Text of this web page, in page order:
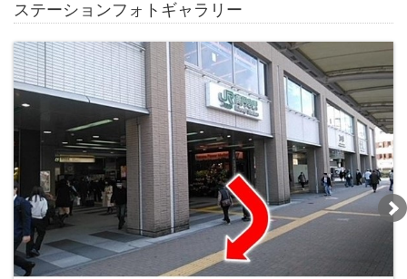
ステーションフォトギャラリー